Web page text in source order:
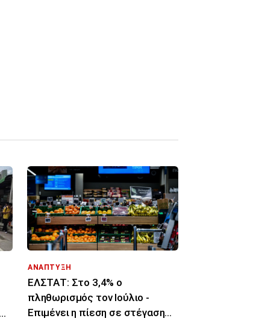
ΑΝΑΠΤΥΞΗ
ΕΛΣΤΑΤ: Στο 3,4% ο
πληθωρισμός τον Ιούλιο -
Επιμένει η πίεση σε στέγαση